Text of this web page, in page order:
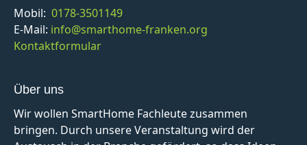
Mobil: 0178-3501149
E-Mail: info@smarthome-franken.org
Kontaktformular
Über uns
Wir wollen SmartHome Fachleute zusammen
bringen. Durch unsere Veranstaltung wird der